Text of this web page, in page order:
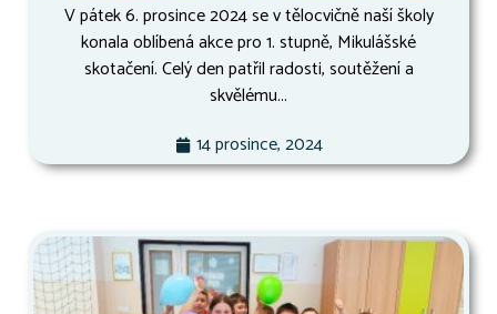
V pátek 6. prosince 2024 se v tělocvičně naší školy
konala oblíbená akce pro 1. stupně, Mikulášské
skotačení. Celý den patřil radosti, soutěžení a
skvělému...
14 prosince, 2024